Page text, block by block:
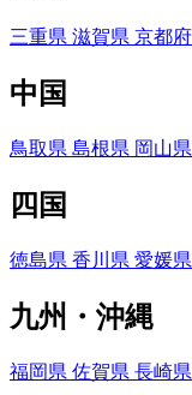
三重県 滋賀県 京都府
中国
鳥取県 島根県 岡山県
四国
徳島県 香川県 愛媛県
九州・沖縄
福岡県 佐賀県 長崎県